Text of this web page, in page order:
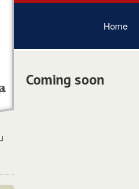
Home
Coming soon